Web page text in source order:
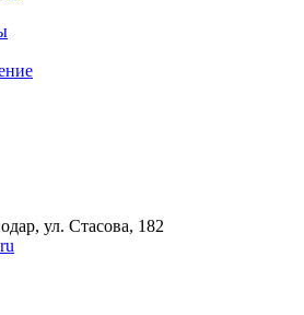
ул. Стасова, 182